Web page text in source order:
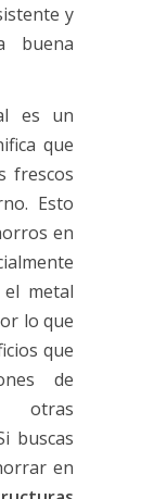
y
buena
es un
que
frescos
Esto
en
el metal
lo que
que
de
otras
buscas
en